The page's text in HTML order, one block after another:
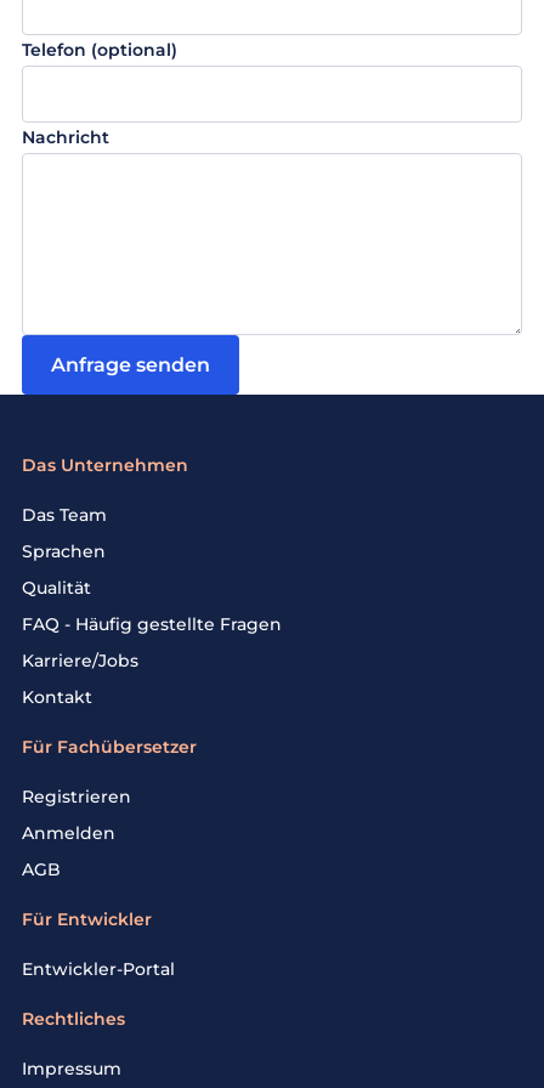
Telefon (optional)
Nachricht
Anfrage senden
Das Unternehmen
Das Team
Sprachen
Qualität
FAQ - Häufig gestellte Fragen
Karriere/Jobs
Kontakt
Für Fachübersetzer
Registrieren
Anmelden
AGB
Für Entwickler
Entwickler-Portal
Rechtliches
Impressum